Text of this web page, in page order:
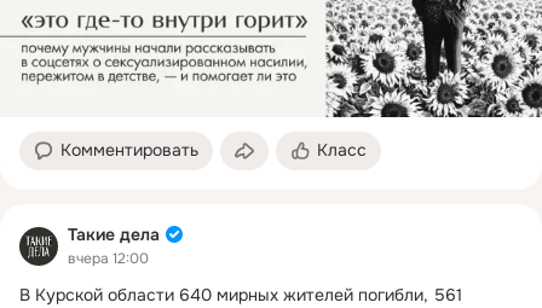
Комментировать Класс
Такие дела
вчера 12:00
В Курской области 640 мирных жителей погибли, 561